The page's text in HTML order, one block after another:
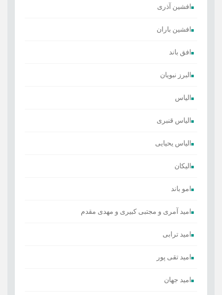
افشین آذری
افشین باران
افق باند
البرز نبویان
الیاس
الیاس قنبرى
الیاس یحیایی
الیکان
امو باند
امید آمری و مجتبی کبیری و مهدى مقدم
امید ترابی
امید تقی پور
امید جهان